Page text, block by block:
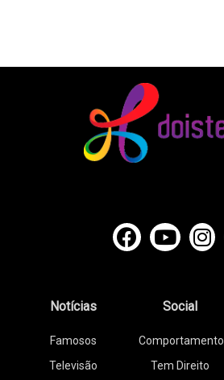
Notícias
Famosos
Televisão
Social
Comportamento
Tem Direito